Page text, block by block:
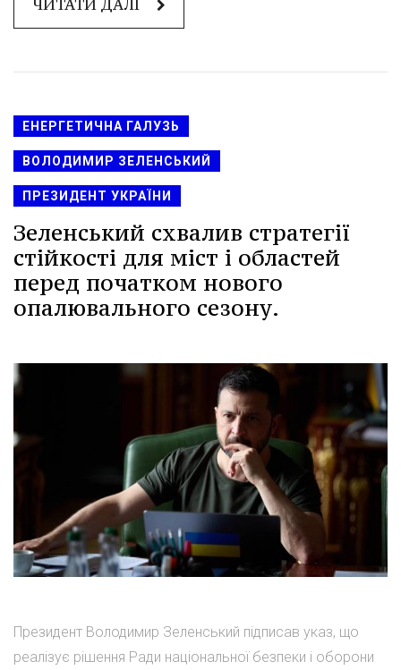
ЧИТАТИ ДАЛІ
ЕНЕРГЕТИЧНА ГАЛУЗЬ
ВОЛОДИМИР ЗЕЛЕНСЬКИЙ
ПРЕЗИДЕНТ УКРАЇНИ
Зеленський схвалив стратегії
стійкості для міст і областей
перед початком нового
опалювального сезону.
Президент Володимир Зеленський підписав указ, що
реалізує рішення Ради національної безпеки і оборони